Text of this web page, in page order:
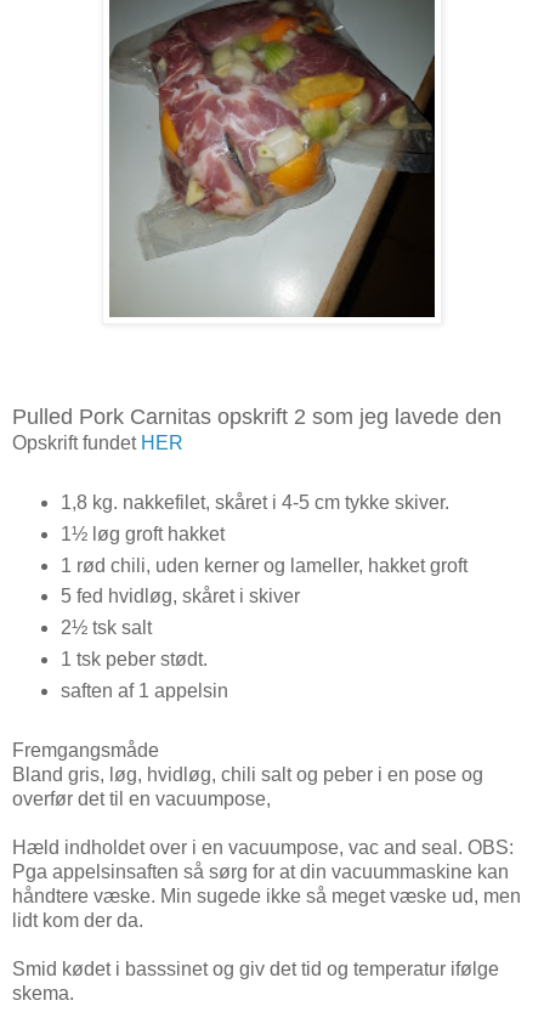
Pulled Pork Carnitas opskrift 2 som jeg lavede den
Opskrift fundet HER
1,8 kg. nakkefilet, skåret i 4-5 cm tykke skiver.
1½ løg groft hakket
1 rød chili, uden kerner og lameller, hakket groft
5 fed hvidløg, skåret i skiver
2½ tsk salt
1 tsk peber stødt.
saften af 1 appelsin
Fremgangsmåde
Bland gris, løg, hvidløg, chili salt og peber i en pose og
overfør det til en vacuumpose,
Hæld indholdet over i en vacuumpose, vac and seal. OBS:
Pga appelsinsaften så sørg for at din vacuummaskine kan
håndtere væske. Min sugede ikke så meget væske ud, men
lidt kom der da.
Smid kødet i basssinet og giv det tid og temperatur ifølge
skema.